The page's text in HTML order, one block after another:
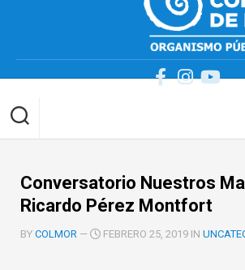
Conversatorio Nuestros
Ricardo Pérez Montfort
BY COLMOR — FEBRERO 25, 2019 IN